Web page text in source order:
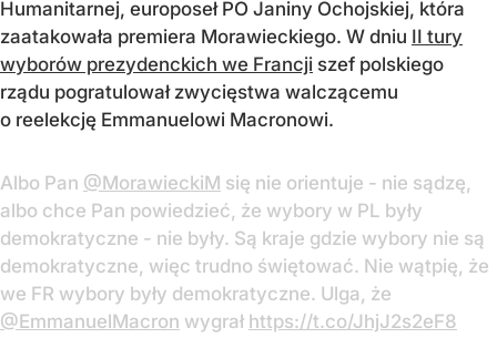
Humanitarnej, europoseł PO Janiny Ochojskiej, która
zaatakowała premiera Morawieckiego. W dniu II tury
wyborów prezydenckich we Francji szef polskiego
rządu pogratulował zwycięstwa walczącemu
o reelekcję Emmanuelowi Macronowi.
Albo Pan @MorawieckiM się nie orientuje - nie sądzę,
albo chce Pan powiedzieć, że wybory w PL były
demokratyczne - nie były. Są kraje gdzie wybory nie są
demokratyczne, więc trudno świętować. Nie wątpię, że
we FR wybory były demokratyczne. Ulga, że
@EmmanuelMacron wygrał https://t.co/JhjJ2s2eF8